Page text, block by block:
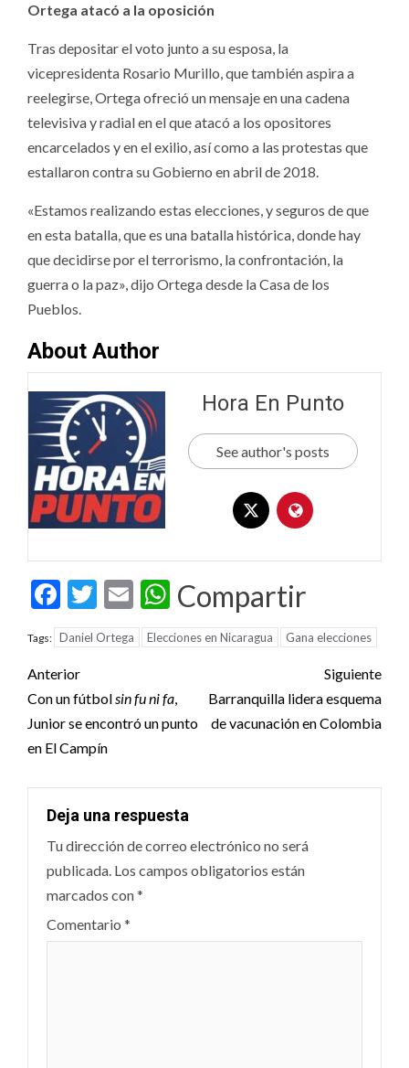
Ortega atacó a la oposición
Tras depositar el voto junto a su esposa, la
vicepresidenta Rosario Murillo, que también aspira a
reelegirse, Ortega ofreció un mensaje en una cadena
televisiva y radial en el que atacó a los opositores
encarcelados y en el exilio, así como a las protestas que
estallaron contra su Gobierno en abril de 2018.
«Estamos realizando estas elecciones, y seguros de que
en esta batalla, que es una batalla histórica, donde hay
que decidirse por el terrorismo, la confrontación, la
guerra o la paz», dijo Ortega desde la Casa de los
Pueblos.
About Author
Hora En Punto
See author's posts
Facebook
Twitter
EmailWhatsApp
Compartir
Tags: Daniel Ortega Elecciones en Nicaragua Gana elecciones
Post
navigation
Anterior
Con un fútbolsin fu ni fa,
Junior se encontró un punto
en El Campín
Siguiente
Barranquilla lidera esquema
de vacunación en Colombia
Deja una respuesta
Tu dirección de correo electrónico no será
publicada. Los campos obligatorios están
marcados con*
Comentario *